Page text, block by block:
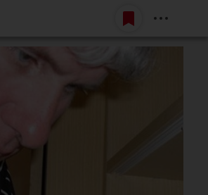
Belépés